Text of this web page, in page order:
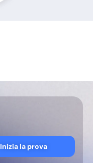
Inizia la prova